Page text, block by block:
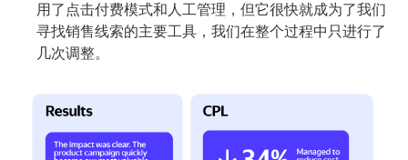
用了点击付费模式和人工管理，但它很快就成为了我们
寻找销售线索的主要工具，我们在整个过程中只进行了
几次调整。